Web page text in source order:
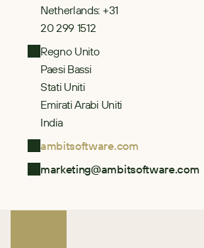
Netherlands: +31
20 299 1512
Regno Unito
Paesi Bassi
Stati Uniti
Emirati Arabi Uniti
India
ambitsoftware.com
marketing@ambitsoftware.com